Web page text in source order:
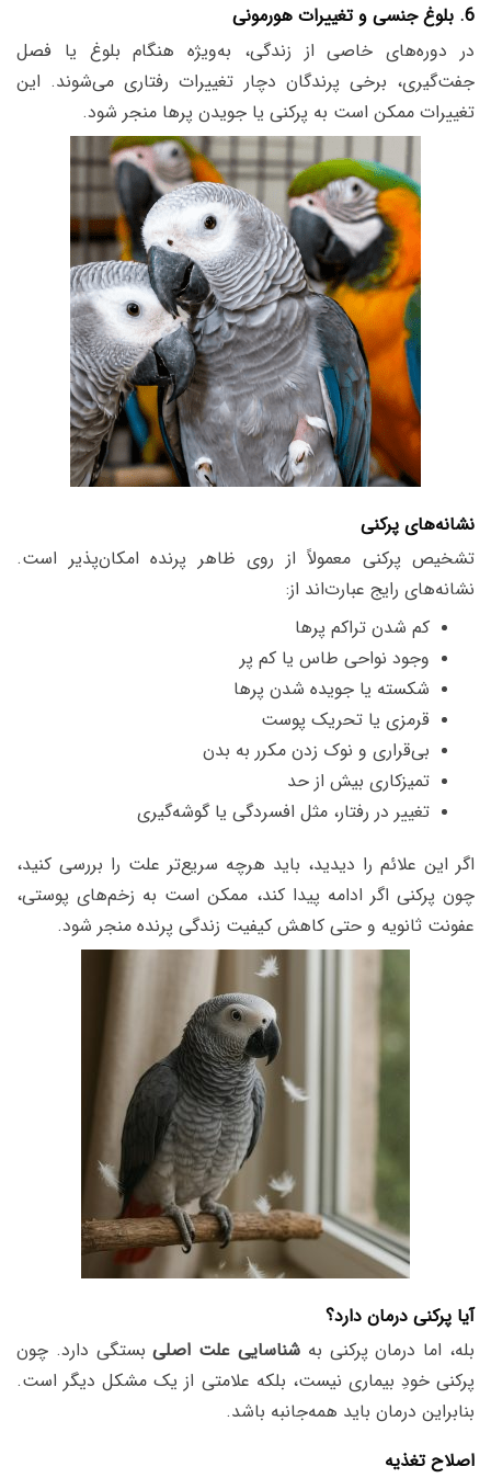
6. بلوغ جنسی و تغییرات هورمونی
در دوره‌های خاصی از زندگی، به‌ویژه هنگام بلوغ یا فصل
جفت‌گیری، برخی پرندگان دچار تغییرات رفتاری می‌شوند. این
تغییرات ممکن است به پرکنی یا جویدن پرها منجر شود.
نشانه‌های پرکنی
تشخیص پرکنی معمولاً از روی ظاهر پرنده امکان‌پذیر است.
نشانه‌های رایج عبارت‌اند از:
کم شدن تراکم پرها
وجود نواحی طاس یا کم ‌پر
شکسته یا جویده شدن پرها
قرمزی یا تحریک پوست
بی‌قراری و نوک زدن مکرر به بدن
تمیزکاری بیش از حد
تغییر در رفتار، مثل افسردگی یا گوشه‌گیری
اگر این علائم را دیدید، باید هرچه سریع‌تر علت را بررسی کنید،
چون پرکنی اگر ادامه پیدا کند، ممکن است به زخم‌های پوستی،
عفونت ثانویه و حتی کاهش کیفیت زندگی پرنده منجر شود.
آیا پرکنی درمان دارد؟
بله، اما درمان پرکنی به شناسایی علت اصلیبستگی دارد. چون
پرکنی خودِ بیماری نیست، بلکه علامتی از یک مشکل دیگر است.
بنابراین درمان باید همه‌جانبه باشد.
اصلاح تغذیه